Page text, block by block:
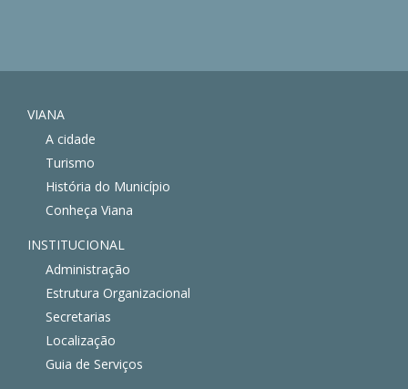
VIANA
A cidade
Turismo
História do Município
Conheça Viana
INSTITUCIONAL
Administração
Estrutura Organizacional
Secretarias
Localização
Guia de Serviços